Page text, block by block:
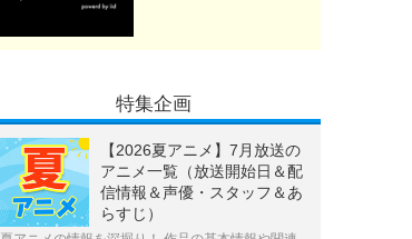
特集企画
【2026夏アニメ】7月放送の
アニメ一覧（放送開始日＆配
信情報＆声優・スタッフ＆あ
らすじ）